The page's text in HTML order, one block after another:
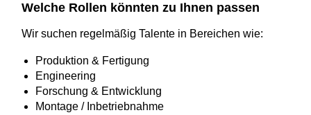
Welche Rollen könnten zu Ihnen passen
Wir suchen regelmäßig Talente in Bereichen wie:
Produktion & Fertigung
Engineering
Forschung & Entwicklung
Montage / Inbetriebnahme